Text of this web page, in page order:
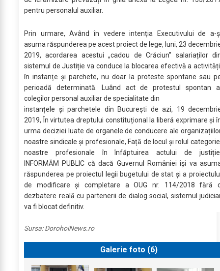
pentru personalul auxiliar.
Prin urmare, Având în vedere intenția Executivului de a-
asuma răspunderea pe acest proiect de lege, luni, 23
2019, acordarea acestui „cadou de Crăciun” salariaților
sistemul de Justiție va conduce la blocarea efectivă a
în instanțe și parchete, nu doar la proteste spontane sau
perioadă determinată. Luând act de protestul spontan
colegilor personal auxiliar de specialitate din
instanțele și parchetele din București de azi, 19
2019, În virtutea dreptului constituțional la liberă exprimare și
urma deciziei luate de organele de conducere ale
noastre sindicale și profesionale, Față de locul și rolul
noastre profesionale în înfăptuirea actului de
INFORMĂM PUBLIC că dacă Guvernul României își va
răspunderea pe proiectul legii bugetului de stat și a
de modificare și completare a OUG nr. 114/2018 fără
dezbatere reală cu partenerii de dialog social, sistemul
va fi blocat definitiv.
Sursa:DorohoiNews.ro
Galerie foto (6)